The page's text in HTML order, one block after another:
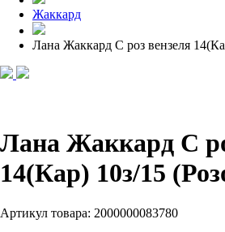
Жаккард
Лана Жаккард С роз вензеля
Лана Жаккард С
14(Кар) 10з/15
Артикул товара: 2000000083780